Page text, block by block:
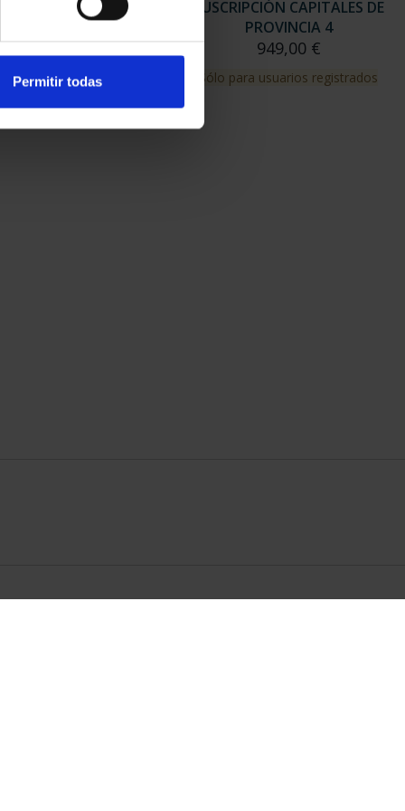
Permitir todas
CAPITALES DE
PROVINCIA 3
949,00 €
para usuarios registrados
SUSCRIPCIÓN CAPITALES DE
PROVINCIA 4
949,00 €
Sólo para usuarios registrados